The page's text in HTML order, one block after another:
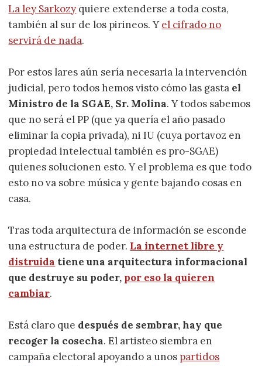
La ley Sarkozy quiere extenderse a toda costa,
también al sur de los pirineos. Yel cifrado no
servirá de nada.
Por estos lares aún sería necesaria la intervención
judicial, pero todos hemos visto cómo las gasta el
Ministro de la SGAE, Sr. Molina. Y todos sabemos
que no será el PP (que ya quería el año pasado
eliminar la copia privada), ni IU (cuya portavoz en
propiedad intelectual también es pro-SGAE)
quienes solucionen esto. Y el problema es que todo
esto no va sobre música y gente bajando cosas en
casa.
Tras toda arquitectura de información se esconde
una estructura de poder. La internet libre y
distruida tiene una arquitectura informacional
que destruye su poder, por eso la quieren
cambiar.
Está claro que después de sembrar, hay que
recoger la cosecha. El artisteo siembra en
campaña electoral apoyando a unos partidos